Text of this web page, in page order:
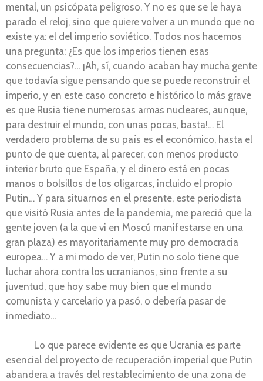
mental, un psicópata peligroso. Y no es que se le haya
parado el reloj, sino que quiere volver a un mundo que no
existe ya: el del imperio soviético. Todos nos hacemos
una pregunta: ¿Es que los imperios tienen esas
consecuencias?… ¡Ah, sí, cuando acaban hay mucha gente
que todavía sigue pensando que se puede reconstruir el
imperio, y en este caso concreto e histórico lo más grave
es que Rusia tiene numerosas armas nucleares, aunque,
para destruir el mundo, con unas pocas, basta!… El
verdadero problema de su país es el económico, hasta el
punto de que cuenta, al parecer, con menos producto
interior bruto que España, y el dinero está en pocas
manos o bolsillos de los oligarcas, incluido el propio
Putin… Y para situarnos en el presente, este periodista
que visitó Rusia antes de la pandemia, me pareció que la
gente joven (a la que vi en Moscú manifestarse en una
gran plaza) es mayoritariamente muy pro democracia
europea… Y a mi modo de ver, Putin no solo tiene que
luchar ahora contra los ucranianos, sino frente a su
juventud, que hoy sabe muy bien que el mundo
comunista y carcelario ya pasó, o debería pasar de
inmediato…
Lo que parece evidente es que Ucrania es parte
esencial del proyecto de recuperación imperial que Putin
abandera a través del restablecimiento de una zona de